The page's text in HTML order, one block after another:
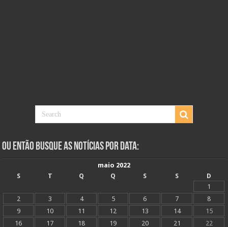
Ou Então Busque as Notícias Por Data:
maio 2022
S
T Q Q S S
D
1
2
3 4 5 6 7
8
9
10 11 12 13 14
15
16
17 18 19 20 21 22